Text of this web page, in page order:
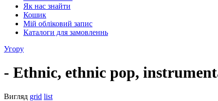
Як нас знайти
Кошик
Мій обліковий запис
Каталоги для замовленнь
Угору
- Ethnic, ethnic pop,
Вигляд grid list